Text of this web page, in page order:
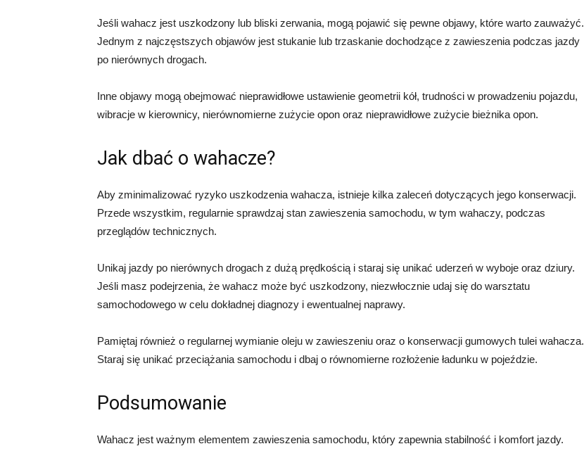
Jeśli wahacz jest uszkodzony lub bliski zerwania, mogą pojawić się pewne objawy, które warto zauważyć.
Jednym z najczęstszych objawów jest stukanie lub trzaskanie dochodzące z zawieszenia podczas jazdy
po nierównych drogach.
Inne objawy mogą obejmować nieprawidłowe ustawienie geometrii kół, trudności w prowadzeniu pojazdu,
wibracje w kierownicy, nierównomierne zużycie opon oraz nieprawidłowe zużycie bieżnika opon.
Jak dbać o wahacze?
Aby zminimalizować ryzyko uszkodzenia wahacza, istnieje kilka zaleceń dotyczących jego konserwacji.
Przede wszystkim, regularnie sprawdzaj stan zawieszenia samochodu, w tym wahaczy, podczas
przeglądów technicznych.
Unikaj jazdy po nierównych drogach z dużą prędkością i staraj się unikać uderzeń w wyboje oraz dziury.
Jeśli masz podejrzenia, że wahacz może być uszkodzony, niezwłocznie udaj się do warsztatu
samochodowego w celu dokładnej diagnozy i ewentualnej naprawy.
Pamiętaj również o regularnej wymianie oleju w zawieszeniu oraz o konserwacji gumowych tulei wahacza.
Staraj się unikać przeciążania samochodu i dbaj o równomierne rozłożenie ładunku w pojeździe.
Podsumowanie
Wahacz jest ważnym elementem zawieszenia samochodu, który zapewnia stabilność i komfort jazdy.